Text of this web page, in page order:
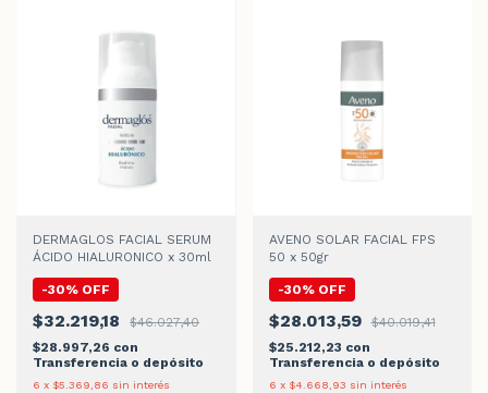
DERMAGLOS FACIAL SERUM
ÁCIDO HIALURONICO x 30ml
-30% OFF
$32.219,18
$46.027,40
$28.997,26 con
Transferencia o depósito
6 x $5.369,86 sin interés
AVENO SOLAR FACIAL FPS
50 x 50gr
-30% OFF
$28.013,59
$40.019,41
$25.212,23 con
Transferencia o depósito
6 x $4.668,93 sin interés